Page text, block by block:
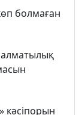
болмаған
алматылық
кәсіпорын